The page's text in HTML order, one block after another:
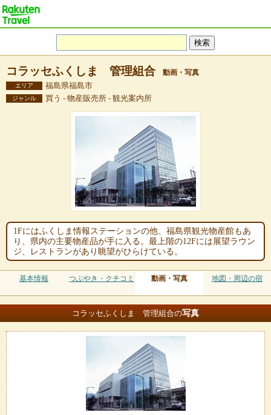
コラッセふくしま 管理組合 動画・写真
エリア 福島県福島市
ジャンル 買う - 物産販売所 - 観光案内所
1Fにはふくしま情報ステーションの他、福島県観光物産館もあ
り、県内の主要物産品が手に入る。最上階の12Fには展望ラウン
ジ、レストランがあり眺望がひらけている。
基本情報 つぶやき・クチコミ 動画・写真 地図・周辺の宿
コラッセふくしま 管理組合の写真